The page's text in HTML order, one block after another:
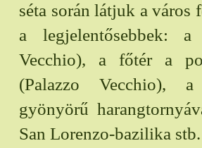
séta során látjuk a város
a legjelentősebbek:
Vecchio), a főtér a
(Palazzo Vecchio), a
gyönyörű
San Lorenzo-bazilika stb.